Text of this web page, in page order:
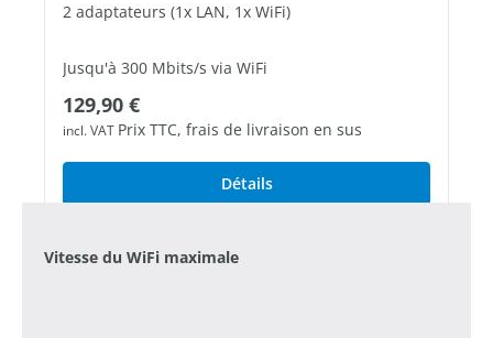
2 adaptateurs (1x LAN, 1x WiFi)
Jusqu'à 300 Mbits/s via WiFi
1 port Fast Ethernet libres
Prix régulier :
129,90 €
incl. VAT Prix TTC, frais de livraison en sus
Détails
Vitesse du WiFi maximale